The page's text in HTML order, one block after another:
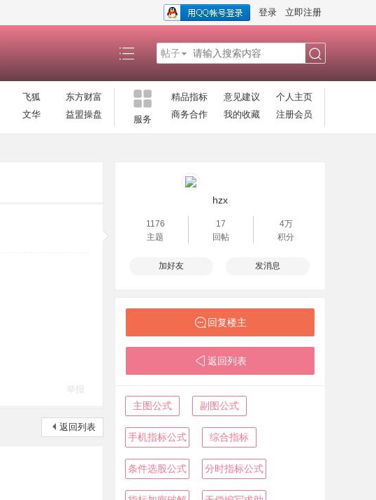
登录 立即注册
帖子
飞狐
东方财富
文华 益盟操盘 服务
精品指标 意见建议
个人主页
商务合作
我的收藏 注册会员
举报
返回列表
hzx
1176
主题
17
回帖
4万
积分
加好友 发消息
回复楼主
返回列表
主图公式 副图公式
手机指标公式 综合指标
条件选股公式 分时指标公式